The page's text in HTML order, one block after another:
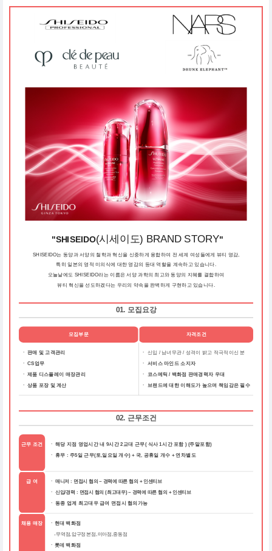
"SHISEIDO(시세이도) BRAND STORY"
SHISEIDO는 동양과 서양의 철학과 혁신을 신중하게 융합하여 전 세계 여성들에게 뷰티 영감,
특히 일본의 영적 미의식에 대한 영감의 등대 역할을 계속하고 있습니다.
오늘날에도 SHISEIDO라는 이름은 서양 과학의 최고와 동양의 지혜를 결합하여
뷰티 혁신을 선도하겠다는 우리의 약속을 완벽하게 구현하고 있습니다.
01. 모집요강
모집부문 자격조건
ㆍ 판매 및 고객관리
ㆍ CS업무
ㆍ 제품 디스플레이 매장관리
ㆍ 상품 포장 및 계산
ㆍ
신입 / 남녀무관 / 성격이 밝고 적극적이신 분
ㆍ 서비스 마인드 소지자
ㆍ
코스메틱 / 백화점 판매경력자 우대
ㆍ 브랜드에 대한 이해도가 높으며 책임감은 필수
02. 근무조건
근무 조건 ㆍ 해당 지점 영업시간 내 9시간 2교대 근무( 식사 1시간 포함 ) (주말포함)
ㆍ 휴무 : 주5일 근무(토,일요일 개수) + 국, 공휴일 개수 + 연차별도
급 여 ㆍ 매니저 : 면접시 협의 ~ 경력에 따른 협의 + 인센티브
ㆍ 신입/경력 : 면접시 협의 (최고대우) ~ 경력에 따른 협의 + 인센티브
ㆍ 동종 업계 최고대우 급여 면접시 협의가능
채용 매장
ㆍ현대 백화점
- 무역점, 압구정 본점, 미아점, 중동점
ㆍ롯데 백화점